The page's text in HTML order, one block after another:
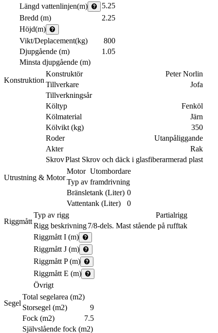
Längd vattenlinjen(m)
5.25
Bredd (m)
2.25
Höjd(m)
Vikt/Deplacement(kg)
800
Djupgående (m)
1.05
Minsta djupgående (m)
Konstruktion
Konstruktör
Peter Norlin
Tillverkare
Jofa
Tillverkningsår
Költyp
Fenköl
Kölmaterial
Järn
Kölvikt (kg)
350
Roder
Utanpåliggande
Akter
Rak
SkrovPlast Skrov och däck i glasfiberarmerad plast
Utrustning & Motor
Motor Utombordare
Typ av framdrivning
Bränsletank (Liter) 0
Vattentank (Liter)
0
Riggmått
Typ av rigg
Partialrigg
Rigg beskrivning7/8-dels. Mast stående på rufftak
Riggmått I (m)
Riggmått J (m)
Riggmått P (m)
Riggmått E (m)
Övrigt
Segel
Total segelarea (m2)
Storsegel (m2)
9
Fock (m2)
7.5
Självslående fock (m2)